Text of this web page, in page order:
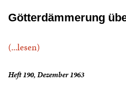
Götterdämmerung
(...lesen)
Heft 190, Dezember 1963